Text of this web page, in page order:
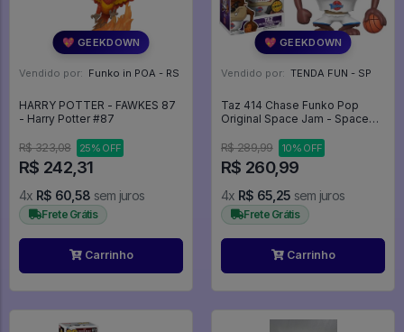
💖 GEEKDOWN
Vendido por: Funko in POA - RS
HARRY POTTER - FAWKES 87
- Harry Potter #87
R$ 323,08 25% OFF
R$ 242,31
4x R$ 60,58 sem juros
Frete Grátis
Carrinho
💖 GEEKDOWN
Vendido por: TENDA FUN - SP
Taz 414 Chase Funko Pop
Original Space Jam - Space
- FUNKO POP #414
R$ 289,99 10% OFF
R$ 260,99
4x R$ 65,25 sem juros
Frete Grátis
Carrinho